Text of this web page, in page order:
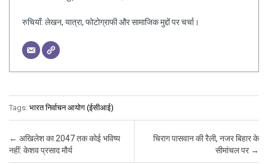
रुचियाँ: लेखन, यात्रा, फोटोग्राफी और सामाजिक मुद्दों पर चर्चा।
Tags: भारत निर्वाचन आयोग (ईसीआई)
Post navigation
← अखिलेश का 2047 तक कोई भविष्य
नहीं: केशव प्रसाद मौर्य
चिराग पासवान की रैली, नजर बिहार के
सीमांचल पर →